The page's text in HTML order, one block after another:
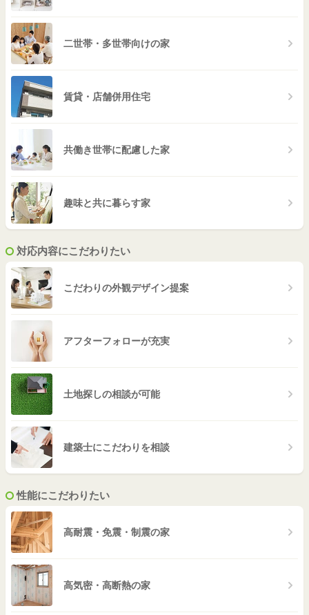
二世帯・多世帯向けの家
賃貸・店舗併用住宅
共働き世帯に配慮した家
趣味と共に暮らす家
対応内容にこだわりたい
こだわりの外観デザイン提案
アフターフォローが充実
土地探しの相談が可能
建築士にこだわりを相談
性能にこだわりたい
高耐震・免震・制震の家
高気密・高断熱の家